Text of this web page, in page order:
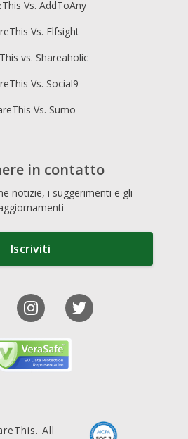
Vs. AddToAny
Vs. Elfsight
vs. Shareaholic
Vs. Social9
Vs. Sumo
in contatto
notizie, i suggerimenti e gli
Iscriviti
All